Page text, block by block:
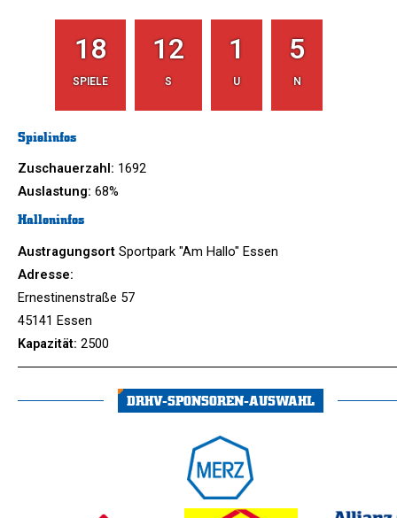
18
SPIELE
12
S
1
U
5
N
Spielinfos
Zuschauerzahl: 1692
Auslastung: 68%
Halleninfos
Austragungsort Sportpark "Am Hallo" Essen
Adresse:
Ernestinenstraße 57
45141 Essen
Kapazität: 2500
DRHV-SPONSOREN-AUSWAHL